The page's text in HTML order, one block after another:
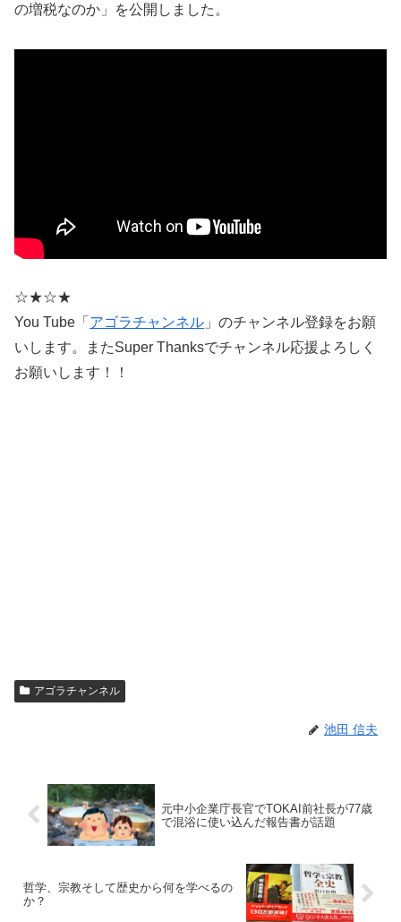
の増税なのか」を公開しました。
☆★☆★
You Tube「 アゴラチャンネル 」のチャンネル登録をお願
いします。またSuper Thanksでチャンネル応援よろしく
お願いします！！
アゴラチャンネル
池田 信夫
元中小企業庁長官でTOKAI前社長が77歳
で混浴に使い込んだ報告書が話題
哲学、宗教そして歴史から何を学べるの
か？